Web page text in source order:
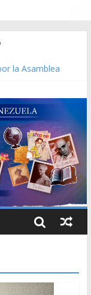
la Asamblea
año CXXXIII Mes V,